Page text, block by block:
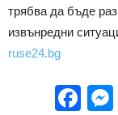
трябва да бъде
извънредни
ruse24.bg